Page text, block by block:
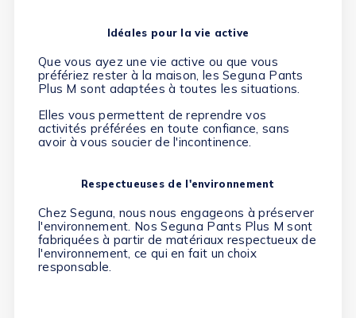
Idéales pour la vie active
Que vous ayez une vie active ou que vous
préfériez rester à la maison, les Seguna Pants
Plus M sont adaptées à toutes les situations.
Elles vous permettent de reprendre vos
activités préférées en toute confiance, sans
avoir à vous soucier de l'incontinence.
Respectueuses de l'environnement
Chez Seguna, nous nous engageons à préserver
l'environnement. Nos Seguna Pants Plus M sont
fabriquées à partir de matériaux respectueux de
l'environnement, ce qui en fait un choix
responsable.